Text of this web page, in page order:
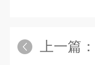
上一篇：